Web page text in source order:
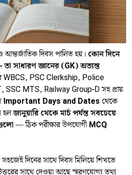
আন্তর্জাতিক দিবস পালিত হয়। কোন দিনে
সাধারণ জ্ঞানের (GK) অত্যন্ত
WBCS, PSC Clerkship, Police
MTS, Railway Group-D সহ প্রায়
Important Days and Dates থেকে
হলজানুয়ারি থেকে মার্চ পর্যন্ত সবচেয়ে
— ঠিক পরীক্ষার উপযোগী MCQ
দিনের সাথে দিবস মিলিয়ে শিখতে
উত্তরের সাথে দেওয়া আছে স্মরণযোগ্য তথ্য